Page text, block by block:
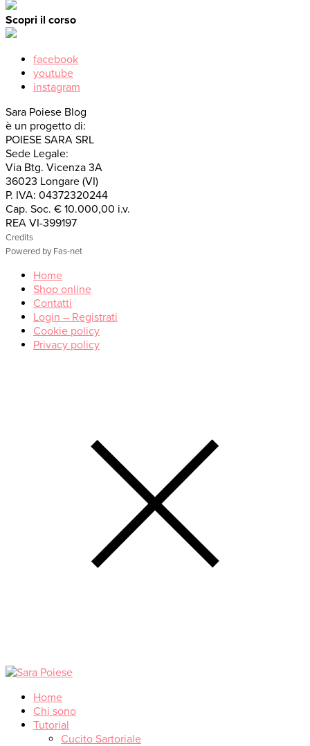
Scopri il corso
facebook
youtube
instagram
Sara Poiese Blog
è un progetto di:
POIESE SARA SRL
Sede Legale:
Via Btg. Vicenza 3A
36023 Longare (VI)
P. IVA: 04372320244
Cap. Soc. € 10.000,00 i.v.
REA VI-399197
Credits
Powered by Fas-net
Home
Shop online
Contatti
Login – Registrati
Cookie policy
Privacy policy
Home
Chi sono
Tutorial
Cucito Sartoriale